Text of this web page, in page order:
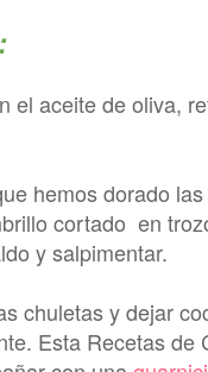
el aceite de oliva,
hemos dorado las
cortado en
y salpimentar.
chuletas y dejar
Esta Recetas de